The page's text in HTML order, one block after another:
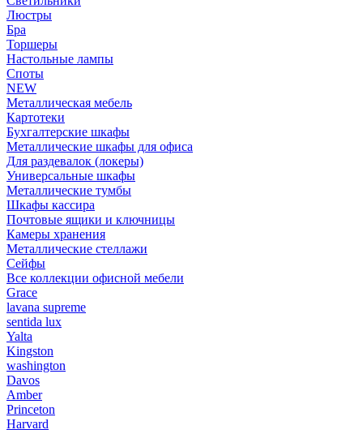
Люстры
Бра
Торшеры
Настольные лампы
Споты
NEW
Металлическая мебель
Картотеки
Бухгалтерские шкафы
Металлические шкафы для офиса
Для раздевалок (локеры)
Универсальные шкафы
Металлические тумбы
Шкафы кассира
Почтовые ящики и ключницы
Камеры хранения
Металлические стеллажи
Сейфы
Все коллекции офисной мебели
Grace
lavana supreme
sentida lux
Yalta
Kingston
washington
Davos
Amber
Princeton
Harvard